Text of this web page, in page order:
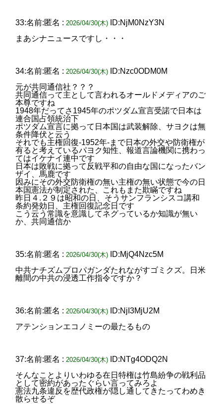
33:名前:匿名 : 2026/04/30(木)
ID:NjM0NzY3N
まあシナニュースですし・・・
34:名前:匿名 : 2026/04/30(木)
ID:Nzc0ODM0M
元が共同通信社？？？
共同通信って主として言われるオールドメディアのご
本尊ですね
1948年だってさ1945年のポツダム宣言受諾で日本は
連合国占領統治下
ポツダム宣言に拠って日本国は武装解除、サヨクは無
条件降伏と云う
それでも主権回復-1952年-まで日本の外交や防衛権が
有ると考えているパヨク知性、報道言論機関に携わっ
てはイケナイ連中です
日本は敗戦に拠って反戦平和の自由な国になったバン
ザイ、馬鹿です
因みにその外交防衛権の無い主権の無い状態で今の日
本国憲法が制定された、これもまた欺瞞ですね
昨日４.２９は昭和の日、そうサンフランシスコ講和
条約発効日、主権回復記念日です
こう云う常識を意識してネグっているか知識が無い
か、共同通信か
35:名前:匿名 : 2026/04/30(木)
ID:MjQ4Nzc5M
中共ナチズムプロパガンダたれながすゴミクズ。日米
離間の中共の浸透工作指令ですか？
36:名前:匿名 : 2026/04/30(木)
ID:NjI3MjU2M
アテンションエコノミーの最たるもの
37:名前:匿名 : 2026/04/30(木)
ID:NTg4ODQ2N
そんなことよりいわゆる在日特権は竹島紛争の戦利品
として密約があったぐらい言ってみろよ
憲法九条違反を歴代政権が隠し通してきたってわめき
散らせるぞ